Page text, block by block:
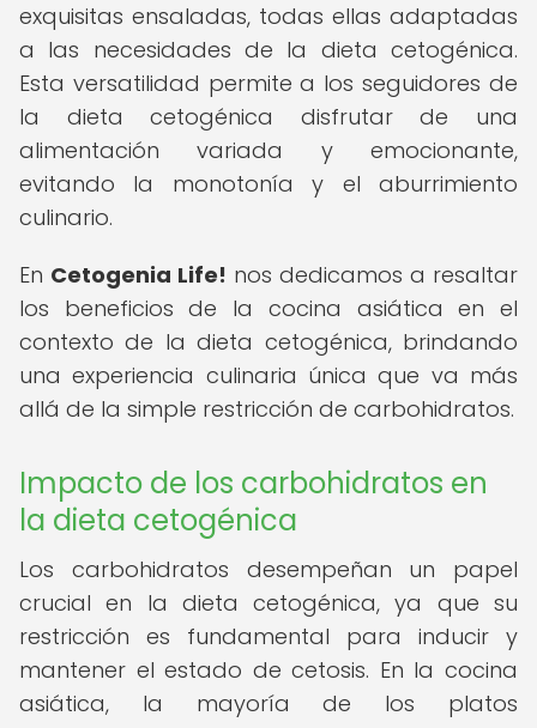
exquisitas ensaladas, todas ellas adaptadas
a las necesidades de la dieta cetogénica.
Esta versatilidad permite a los seguidores de
la dieta cetogénica disfrutar de una
alimentación variada y emocionante,
evitando la monotonía y el aburrimiento
culinario.
En Cetogenia Life! nos dedicamos a resaltar
los beneficios de la cocina asiática en el
contexto de la dieta cetogénica, brindando
una experiencia culinaria única que va más
allá de la simple restricción de carbohidratos.
Impacto de los carbohidratos en
la dieta cetogénica
Los carbohidratos desempeñan un papel
crucial en la dieta cetogénica, ya que su
restricción es fundamental para inducir y
mantener el estado de cetosis. En la cocina
asiática, la mayoría de los platos